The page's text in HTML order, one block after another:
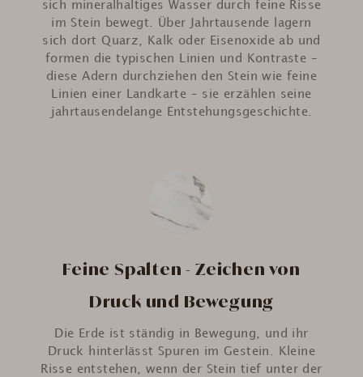
sich mineralhaltiges Wasser durch feine Risse
im Stein bewegt. Über Jahrtausende lagern
sich dort Quarz, Kalk oder Eisenoxide ab und
formen die typischen Linien und Kontraste –
diese Adern durchziehen den Stein wie feine
Linien einer Landkarte – sie erzählen seine
jahrtausendelange Entstehungsgeschichte.
Feine Spalten - Zeichen von
Druck und Bewegung
Die Erde ist ständig in Bewegung, und ihr
Druck hinterlässt Spuren im Gestein. Kleine
Risse entstehen, wenn der Stein tief unter der